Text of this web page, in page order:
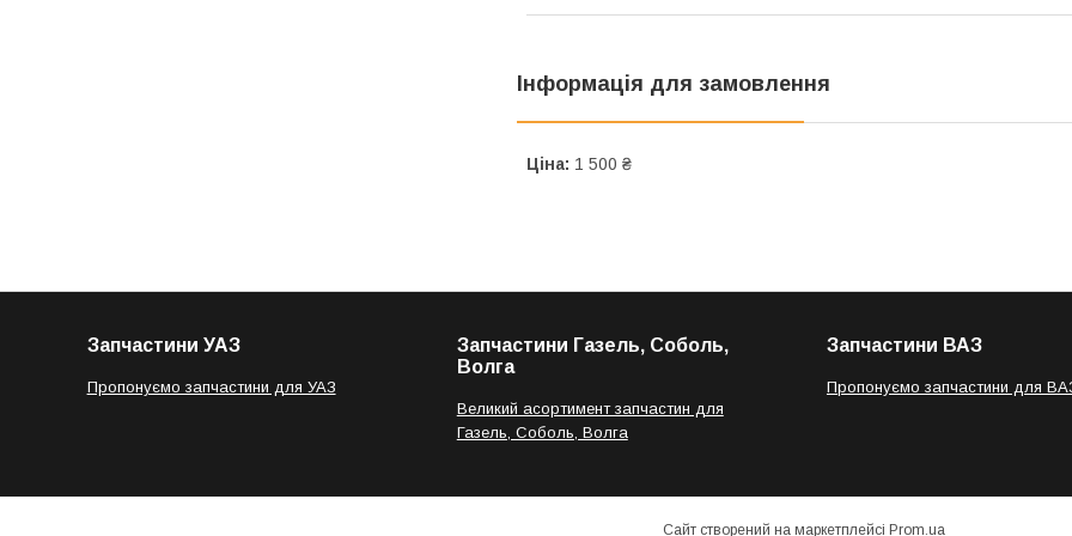
Інформація для замовлення
Ціна: 1 500 ₴
Запчастини УАЗ
Пропонуємо запчастини для УАЗ
Запчастини Газель, Соболь,
Волга
Великий асортимент запчастин для
Газель, Соболь, Волга
Запчастини ВАЗ
Пропонуємо запчастини для
Сайт створений на маркетплейсі Prom.ua